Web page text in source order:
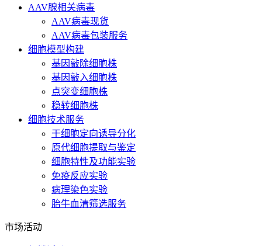
AAV腺相关病毒
AAV病毒现货
AAV病毒包装服务
细胞模型构建
基因敲除细胞株
基因敲入细胞株
点突变细胞株
稳转细胞株
细胞技术服务
干细胞定向诱导分化
原代细胞提取与鉴定
细胞特性及功能实验
免疫反应实验
病理染色实验
胎牛血清筛选服务
市场活动